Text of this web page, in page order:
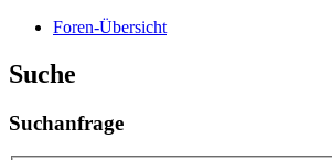
Foren-Übersicht
Suche
Suchanfrage